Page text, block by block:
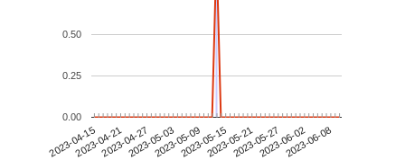
2023-04-152023-04-212023-04-272023-05-032023-05-092023-05-152023-05-212023-05-272023-06-022023-06-08
0.00
0.25
0.50